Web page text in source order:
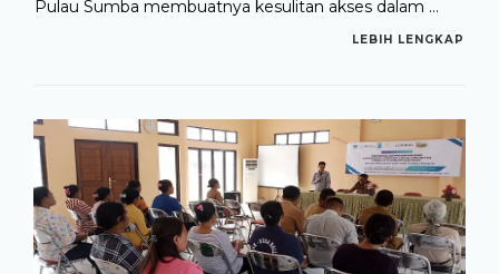
Pulau Sumba membuatnya kesulitan akses dalam ...
LEBIH LENGKAP